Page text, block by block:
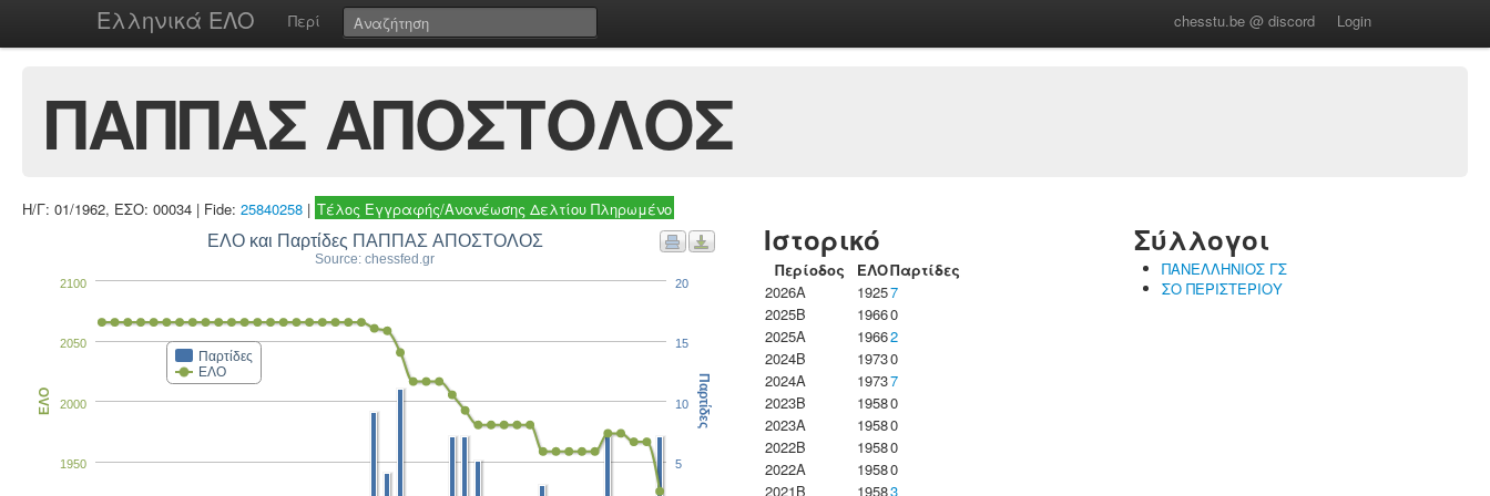
Ελληνικά ΕΛΟ Περί chesstu.be @ discord Login
ΠΑΠΠΑΣ ΑΠΟΣΤΟΛΟΣ
Η/Γ: 01/1962, ΕΣΟ: 00034 | Fide: 25840258 | Τέλος Εγγραφής/Ανανέωσης Δελτίου Πληρωμένο
ΕΛΟ και Παρτίδες ΠΑΠΠΑΣ ΑΠΟΣΤΟΛΟΣ
Source: chessfed.gr
Παρτίδες
ΕΛΟ
1950
2000
2050
2100
ΕΛΟ
5
10
15
20
Παρτίδες
Ιστορικό
Περίοδος ΕΛΟΠαρτίδες
2026A
19257
2025B
19660
2025A
19662
2024B
19730
2024A
19737
2023B
19580
2023Α
19580
2022B
19580
2022A
19580
2021B
19583
Σύλλογοι
ΠΑΝΕΛΛΗΝΙΟΣ ΓΣ
ΣΟ ΠΕΡΙΣΤΕΡΙΟΥ